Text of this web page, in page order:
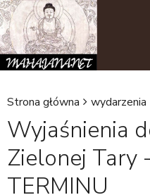
J
e
s
t
Strona główna wydarzenia
Wyjaśnienia
Zielonej Tary
TERMINU